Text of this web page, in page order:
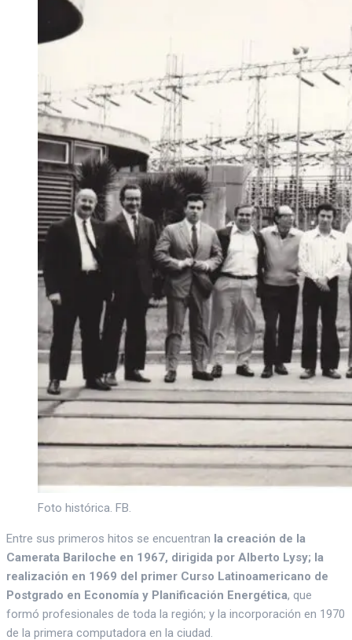
Foto histórica. FB.
Entre sus primeros hitos se encuentran la creación de la
Camerata Bariloche en 1967, dirigida por Alberto Lysy; la
realización en 1969 del primer Curso Latinoamericano de
Postgrado en Economía y Planificación Energética, que
formó profesionales de toda la región; y la incorporación en 1970
de la primera computadora en la ciudad.